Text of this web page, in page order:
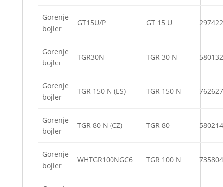
Gorenje
bojler
GT15U/P GT 15 U 297422
Gorenje
bojler
TGR30N TGR 30 N 580132
Gorenje
bojler
TGR 150 N (ES) TGR 150 N 762627
Gorenje
bojler
TGR 80 N (CZ) TGR 80 580214
Gorenje
bojler
WHTGR100NGC6 TGR 100 N 735804